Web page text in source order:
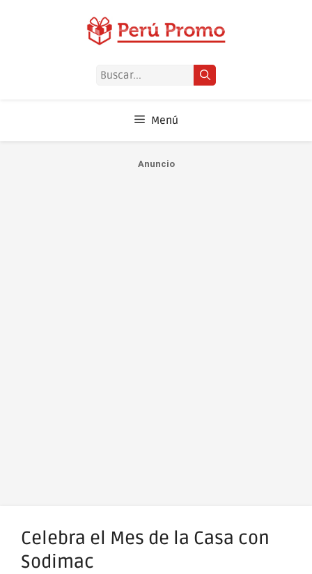
Buscar:
Menú
Anuncio
Celebra el Mes de la Casa con
Sodimac